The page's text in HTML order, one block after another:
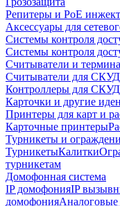
Репитеры и PoE
Аксессуары для
Системы контроля
Системы контроля
Считыватели и
Считыватели для СКУД
Контроллеры для СКУД
Карточки и другие
Принтеры для карт и
Карточные принтеры
Турникеты и
ТурникетыКалитки
турникетам
Домофонная система
IP домофонияIP
домофония